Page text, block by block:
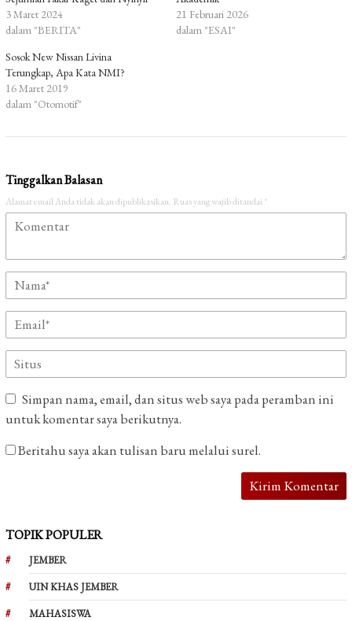
3 Maret 2024
dalam "BERITA"
21 Februari 2026
dalam "ESAI"
Sosok New Nissan Livina
Terungkap, Apa Kata NMI?
16 Maret 2019
dalam "Otomotif"
Tinggalkan Balasan
Alamat email Anda tidak akan dipublikasikan. Ruas yang wajib ditandai *
Simpan nama, email, dan situs web saya pada peramban ini
untuk komentar saya berikutnya.
Beritahu saya akan tulisan baru melalui surel.
TOPIK POPULER
JEMBER
UIN KHAS JEMBER
MAHASISWA